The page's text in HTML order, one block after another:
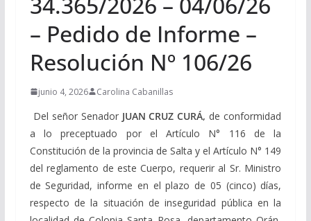
– Pedido de Informe –
Resolución Nº 106/26
junio 4, 2026 Carolina Cabanillas
Del señor Senador JUAN CRUZ CURÁ, de conformidad
a lo preceptuado por el Artículo N° 116 de la
Constitución de la provincia de Salta y el Artículo N° 149
del reglamento de este Cuerpo, requerir al Sr. Ministro
de Seguridad, informe en el plazo de 05 (cinco) días,
respecto de la situación de inseguridad pública en la